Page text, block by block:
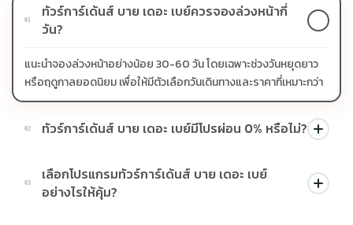
01
ทัวร์การ์เด้นส์ บาย เดอะ เบย์ควรจองล่วงหน้ากี่
วัน?
แนะนำจองล่วงหน้าอย่างน้อย 30-60 วัน โดยเฉพาะช่วงวันหยุดยาว
หรือฤดูกาลยอดนิยม เพื่อให้มีตัวเลือกวันเดินทางและราคาที่เหมาะกว่า
02 ทัวร์การ์เด้นส์ บาย เดอะ เบย์มีโปรผ่อน 0% หรือไม่?
บางโปรแกรมมีโปรผ่อน 0% หรือโปรโมชั่นบัตรเครดิตตามเงื่อนไขที่
บริษัทกำหนด สามารถดูสัญลักษณ์โปรโมชั่นในรายการทัวร์แต่ละ
รายการได้
03
เลือกโปรแกรมทัวร์การ์เด้นส์ บาย เดอะ เบย์
อย่างไรให้คุ้ม?